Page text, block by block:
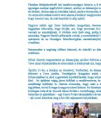
KÉPVISELŐ-
VÁLASZTÁSI